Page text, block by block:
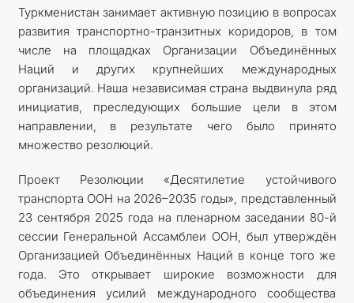
Туркменистан занимает активную позицию в вопросах
развития транспортно-транзитных коридоров, в том
числе на площадках Организации Объединённых
Наций и других крупнейших международных
организаций. Наша независимая страна выдвинула ряд
инициатив, преследующих большие цели в этом
направлении, в результате чего было принято
множество резолюций.
Проект Резолюции «Десятилетие устойчивого
транспорта ООН на 2026–2035 годы», представленный
23 сентября 2025 года на пленарном заседании 80-й
сессии Генеральной Ассамблеи ООН, был утверждён
Организацией Объединённых Наций в конце того же
года. Это открывает широкие возможности для
объединения усилий международного сообщества